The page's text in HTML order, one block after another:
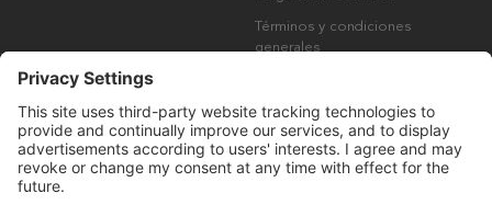
Términos y condiciones
generales
Derechos de autor © Many Brands AB 2023. Todos los derechos